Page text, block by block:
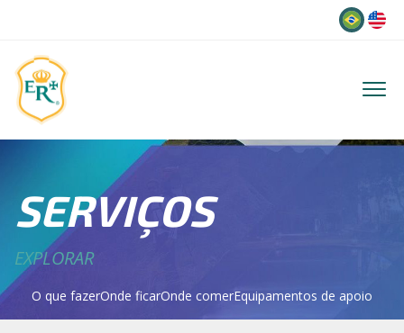
SERVIÇOS
EXPLORAR
O que fazerOnde ficarOnde comerEquipamentos de apoio